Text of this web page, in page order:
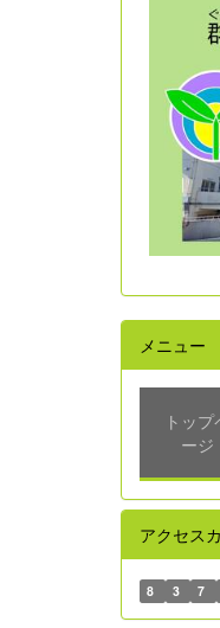
メニュー
トップ
ージ
アクセス
8 3 7